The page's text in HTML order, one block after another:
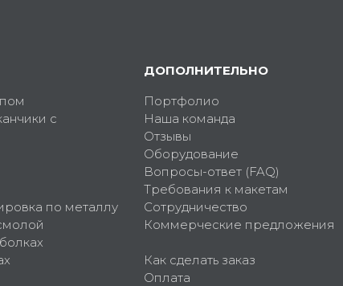
с
по металлу
ДОПОЛНИТЕЛЬНО
Портфолио
Наша команда
Отзывы
Оборудование
Вопросы-ответ (FAQ)
Требования к макетам
Сотрудничество
Коммерческие предложения
Как сделать заказ
Оплата